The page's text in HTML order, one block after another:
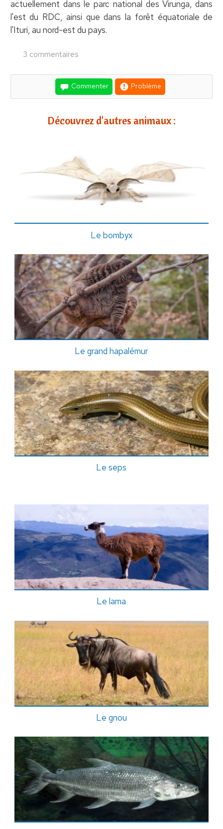
actuellement dans le parc national des Virunga, dans
l'est du RDC, ainsi que dans la forêt équatoriale de
l'Ituri, au nord-est du pays.
3 commentaires
Commenter Problème
Découvrez d'autres animaux :
Le bombyx
Le grand hapalémur
Le seps
Le lama
Le gnou